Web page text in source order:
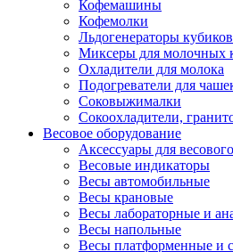
Кофемашины
Кофемолки
Льдогенераторы
Миксеры для молочных
Охладители для молока
Подогреватели для
Соковыжималки
Сокоохладители,
Весовое оборудование
Аксессуары для
Весовые индикаторы
Весы автомобильные
Весы крановые
Весы лабораторные и
Весы напольные
Весы платформенные и